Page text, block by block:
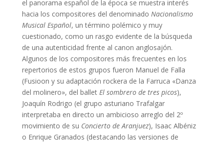
el panorama español de la época se muestra interés
hacia los compositores del denominado Nacionalismo
Musical Español, un término polémico y muy
cuestionado, como un rasgo evidente de la búsqueda
de una autenticidad frente al canon anglosajón.
Algunos de los compositores más frecuentes en los
repertorios de estos grupos fueron Manuel de Falla
(Fusioon y su adaptación rockera de la Farruca «Danza
del molinero», del ballet El sombrero de tres picos),
Joaquín Rodrigo (el grupo asturiano Trafalgar
interpretaba en directo un ambicioso arreglo del 2º
movimiento de su Concierto de Aranjuez), Isaac Albéniz
o Enrique Granados (destacando las versiones de